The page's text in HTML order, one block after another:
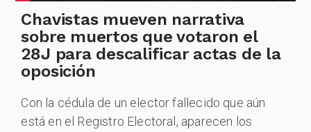
Chavistas mueven narrativa
sobre muertos que votaron el
28J para descalificar actas de la
oposición
Con la cédula de un elector fallecido que aún
está en el Registro Electoral, aparecen los